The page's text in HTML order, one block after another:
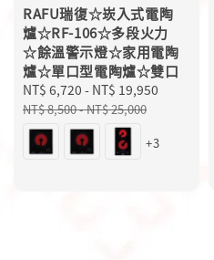
RAFU瑞復☆崁入式電陶
爐☆RF-106☆多段火力
☆餘溫警示燈☆家用電陶
爐☆單口型電陶爐☆雙口
Sale
price
NT$ 6,720 - NT$ 19,950
NT$ 8,500-NT$ 25,000
+3